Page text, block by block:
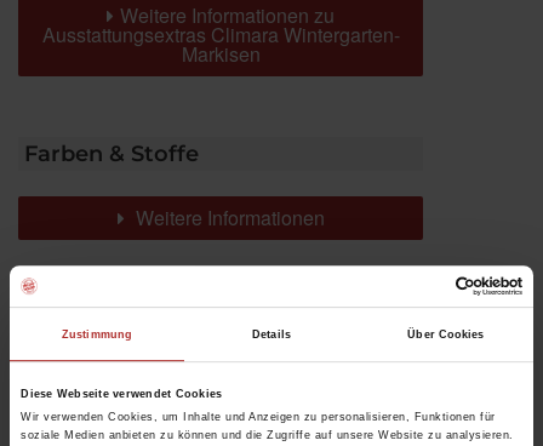
Zustimmung Details Über Cookies
Diese Webseite verwendet Cookies
Wir verwenden Cookies, um Inhalte und Anzeigen zu personalisieren, Funktionen für
soziale Medien anbieten zu können und die Zugriffe auf unsere Website zu analysieren.
Weitere Informationen zu
Ausstattungsextras Climara Wintergarten-
Markisen
Farben & Stoffe
Weitere Informationen
Das könnte Sie auch interessieren